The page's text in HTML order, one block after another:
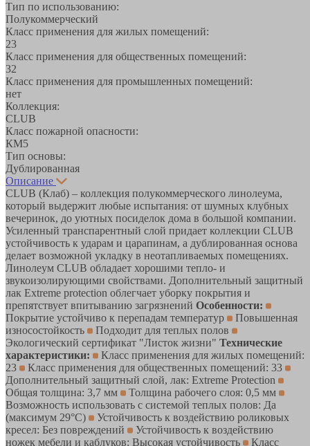
Тип по использованию:
Полукоммерческий
Класс применения для жилых помещений:
23
Класс применения для общественных помещений:
32
Класс применения для промышленных помещений:
нет
Коллекция:
CLUB
Класс пожарной опасности:
КМ5
Тип основы:
Дублированная
Описание
CLUB (Клаб) – коллекция полукоммерческого линолеума,
который выдержит любые испытания: от шумных клубных
вечеринок, до уютных посиделок дома в большой компании.
Усиленный транспарентный слой придает коллекции CLUB
устойчивость к ударам и царапинам, а дублированная основа
делает возможной укладку в неотапливаемых помещениях.
Линолеум CLUB обладает хорошими тепло- и
звукоизолирующими свойствами. Дополнительный защитный
лак Extreme protection облегчает уборку покрытия и
препятствует впитыванию загрязнений Особенности:
Покрытие устойчиво к перепадам температур
Повышенная
износостойкость
Подходит для теплых полов
Экологический сертификат "Листок жизни" Технические
характеристики:
Класс применения для жилых помещений:
23
Класс применения для общественных помещений: 33
Дополнительный защитный слой, лак: Extreme Protection
Общая толщина: 3,7 мм
Толщина рабочего слоя: 0,5 мм
Возможность использовать с системой теплых полов: Да
(максимум 29°C)
Устойчивость к воздействию роликовых
кресел: Без повреждений
Устойчивость к воздействию
ножек мебели и каблуков: Высокая устойчивость
Класс